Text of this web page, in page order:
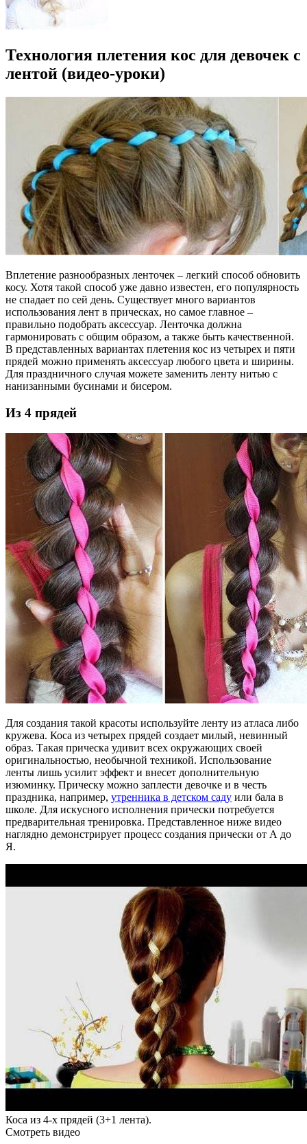
Технология плетения кос для девочек с
лентой (видео-уроки)
Вплетение разнообразных ленточек – легкий способ обновить
косу. Хотя такой способ уже давно известен, его популярность
не спадает по сей день. Существует много вариантов
использования лент в прическах, но самое главное –
правильно подобрать аксессуар. Ленточка должна
гармонировать с общим образом, а также быть качественной.
В представленных вариантах плетения кос из четырех и пяти
прядей можно применять аксессуар любого цвета и ширины.
Для праздничного случая можете заменить ленту нитью с
нанизанными бусинами и бисером.
Из 4 прядей
Для создания такой красоты используйте ленту из атласа либо
кружева. Коса из четырех прядей создает милый, невинный
образ. Такая прическа удивит всех окружающих своей
оригинальностью, необычной техникой. Использование
ленты лишь усилит эффект и внесет дополнительную
изюминку. Прическу можно заплести девочке и в честь
праздника, например, утренника в детском саду или бала в
школе. Для искусного исполнения прически потребуется
предварительная тренировка. Представленное ниже видео
наглядно демонстрирует процесс создания прически от А до
Я.
Коса из 4-х прядей (3+1 лента).
Смотреть видео